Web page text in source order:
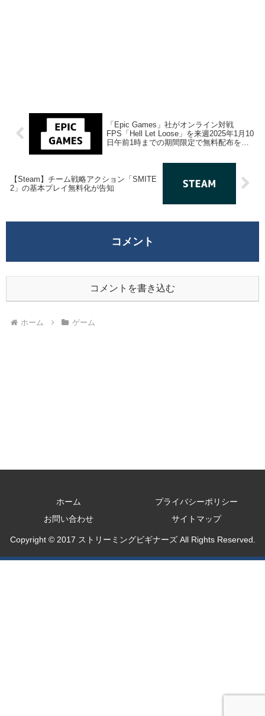
「Epic Games」社がオンライン対戦
FPS「Hell Let Loose」を来週2025年1月10
日午前1時までの期間限定で無料配布を開
【Steam】チーム戦略アクション「SMITE
2」の基本プレイ無料化が告知
コメント
コメントを書き込む
ホーム ゲーム
ホーム
プライバシーポリシー
お問い合わせ
サイトマップ
Copyright © 2017 ストリーミングビギナーズ All Rights Reserved.